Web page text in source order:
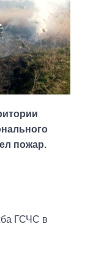
пожар.
ГСЧС в